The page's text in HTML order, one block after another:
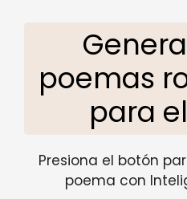
poemas
para
Presiona el botón
poema con